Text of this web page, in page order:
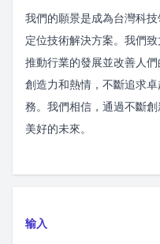
我們的願景是成為台灣科
定位技術解決方案。我們
推動行業的發展並改善人
創造力和熱情，不斷追求
務。我們相信，通過不斷
美好的未來。
输入